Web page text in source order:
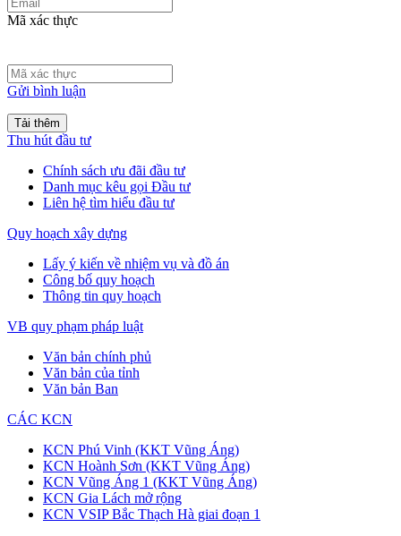
Mã xác thực
Gửi bình luận
Tải thêm
Thu hút đầu tư
Chính sách ưu đãi đầu tư
Danh mục kêu gọi Đầu tư
Liên hệ tìm hiểu đầu tư
Quy hoạch xây dựng
Lấy ý kiến về nhiệm vụ và đồ án
Công bố quy hoạch
Thông tin quy hoạch
VB quy phạm pháp luật
Văn bản chính phủ
Văn bản của tỉnh
Văn bản Ban
CÁC KCN
KCN Phú Vinh (KKT Vũng Áng)
KCN Hoành Sơn (KKT Vũng Áng)
KCN Vũng Áng 1 (KKT Vũng Áng)
KCN Gia Lách mở rộng
KCN VSIP Bắc Thạch Hà giai đoạn 1